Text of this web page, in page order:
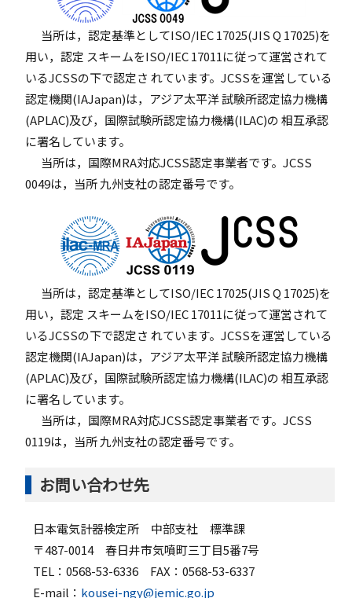
当所は，認定基準としてISO/IEC 17025(JIS Q 17025)を
用い，認定 スキームをISO/IEC 17011に従って運営されて
いるJCSSの下で認定さ れています。JCSSを運営している
認定機関(IAJapan)は，アジア太平洋 試験所認定協力機構
(APLAC)及び，国際試験所認定協力機構(ILAC)の 相互承認
に署名しています。
当所は，国際MRA対応JCSS認定事業者です。JCSS
0049は，当所 九州支社の認定番号です。
当所は，認定基準としてISO/IEC 17025(JIS Q 17025)を
用い，認定 スキームをISO/IEC 17011に従って運営されて
いるJCSSの下で認定さ れています。JCSSを運営している
認定機関(IAJapan)は，アジア太平洋 試験所認定協力機構
(APLAC)及び，国際試験所認定協力機構(ILAC)の 相互承認
に署名しています。
当所は，国際MRA対応JCSS認定事業者です。JCSS
0119は，当所 九州支社の認定番号です。
お問い合わせ先
日本電気計器検定所 中部支社 標準課
〒487-0014 春日井市気噴町三丁目5番7号
TEL：0568-53-6336 FAX：0568-53-6337
E-mail： kousei-ngy@jemic.go.jp